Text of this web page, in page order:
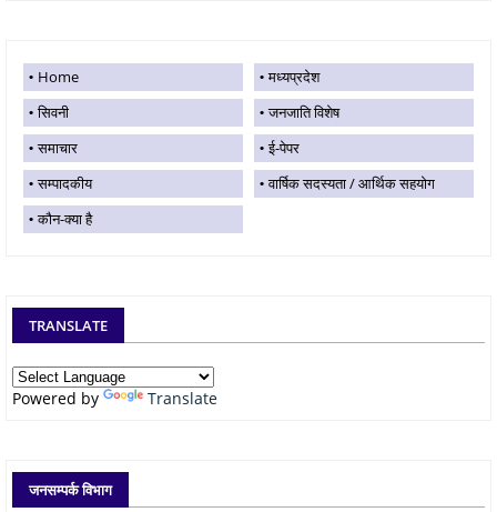
Home
मध्यप्रदेश
सिवनी
जनजाति विशेष
समाचार
ई-पेपर
सम्पादकीय
वार्षिक सदस्यता / आर्थिक सहयोग
कौन-क्या है
TRANSLATE
Powered by Translate
जनसम्पर्क विभाग